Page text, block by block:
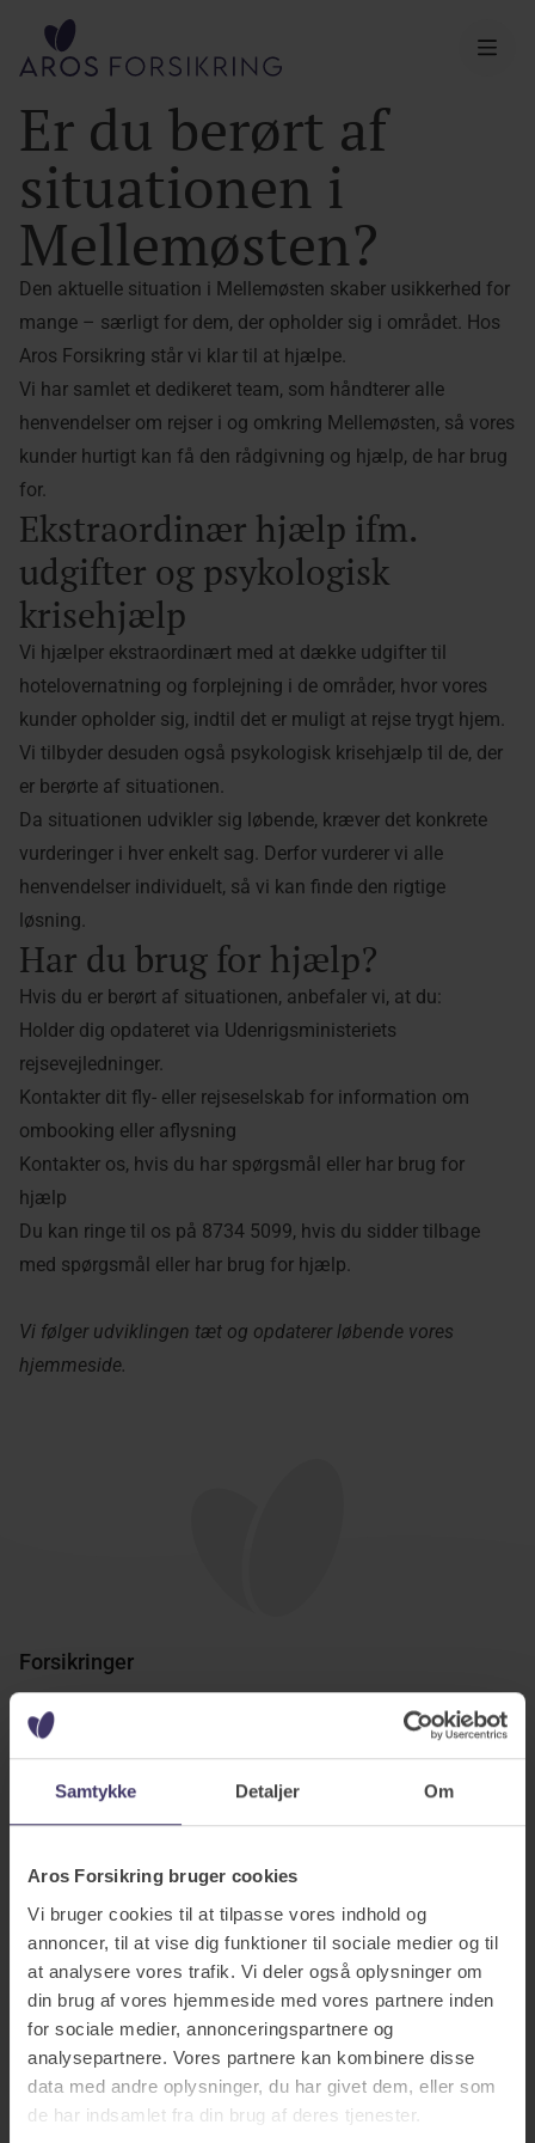
Samtykke Detaljer Om
Aros Forsikring bruger cookies
Vi bruger cookies til at tilpasse vores indhold og
annoncer, til at vise dig funktioner til sociale medier og til
at analysere vores trafik. Vi deler også oplysninger om
din brug af vores hjemmeside med vores partnere inden
for sociale medier, annonceringspartnere og
analysepartnere. Vores partnere kan kombinere disse
data med andre oplysninger, du har givet dem, eller som
de har indsamlet fra din brug af deres tjenester.
Aros Forsikring
Er du berørt af
situationen i
Mellemøsten?
Den aktuelle situation i Mellemøsten skaber usikkerhed for
mange – særligt for dem, der opholder sig i området. Hos
Aros Forsikring står vi klar til at hjælpe.
Vi har samlet et dedikeret team, som håndterer alle
henvendelser om rejser i og omkring Mellemøsten, så vores
kunder hurtigt kan få den rådgivning og hjælp, de har brug
for.
Ekstraordinær hjælp ifm.
udgifter og psykologisk
krisehjælp
Vi hjælper ekstraordinært med at dække udgifter til
hotelovernatning og forplejning i de områder, hvor vores
kunder opholder sig, indtil det er muligt at rejse trygt hjem.
Vi tilbyder desuden også psykologisk krisehjælp til de, der
er berørte af situationen.
Da situationen udvikler sig løbende, kræver det konkrete
vurderinger i hver enkelt sag. Derfor vurderer vi alle
henvendelser individuelt, så vi kan finde den rigtige
løsning.
Har du brug for hjælp?
Hvis du er berørt af situationen, anbefaler vi, at du:
Holder dig opdateret via Udenrigsministeriets
rejsevejledninger.
Kontakter dit fly- eller rejseselskab for information om
ombooking eller aflysning
Kontakter os, hvis du har spørgsmål eller har brug for
hjælp
Du kan ringe til os på 8734 5099, hvis du sidder tilbage
med spørgsmål eller har brug for hjælp.
Vi følger udviklingen tæt og opdaterer løbende vores
hjemmeside.
Forsikringer
Alle forsikringer
Bilforsikring
Indboforsikring
Husforsikring
Ulykkesforsikring
Veteranforsikring
Få et forsikringstjek
Kundefordele